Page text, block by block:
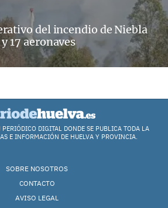
del incendio de Niebla
17 aeronaves
PERIÓDICO DIGITAL DONDE SE PUBLICA TODA LA
E INFORMACIÓN DE HUELVA Y PROVINCIA.
SOBRE NOSOTROS
CONTACTO
AVISO LEGAL